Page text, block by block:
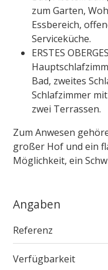
zum Garten,
Essbereich,
Serviceküche.
ERSTES
Bad, zweites
Schlafzimmer
zwei Terrassen.
Zum Anwesen
großer Hof und ein
Möglichkeit, ein
Angaben
Referenz
Verfügbarkeit